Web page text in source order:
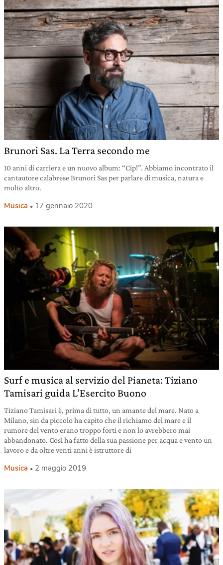
Brunori Sas. La Terra secondo me
10 anni di carriera e un nuovo album: “Cip!”. Abbiamo incontrato il
cantautore calabrese Brunori Sas per parlare di musica, natura e
molto altro.
Musica 17 gennaio 2020
Surf e musica al servizio del Pianeta: Tiziano
Tamisari guida L’Esercito Buono
Tiziano Tamisari è, prima di tutto, un amante del mare. Nato a
Milano, sin da piccolo ha capito che il richiamo del mare e il
rumore del vento erano troppo forti e non lo avrebbero mai
abbandonato. Così ha fatto della sua passione per acqua e vento un
lavoro e da oltre venti anni è istruttore di
Musica 2 maggio 2019